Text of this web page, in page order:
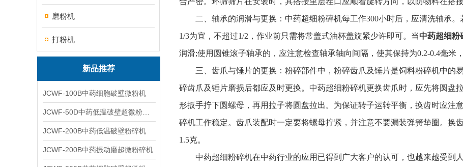
磨粉机
打粉机
新品推荐
JCWF-100B中药细胞破壁微粉机
JCWF-200B中药低温破壁粉碎机
JCWF-200B中药振动磨超微粉碎机
二、轴承的润滑与更换：中药超细粉碎机每工作300小时后，应清洗轴承。
1/3为宜，不超过1/2，作业前只需将常盖式油杯盖旋紧少许即可。当中药超细粉
润滑;使用圆锥滚子轴承的，应注意检查轴承轴向间隔，使其保持为0.2-0.4毫米
三、齿爪与锤片的更换：粉碎部件中，粉碎齿爪及锤片是饲料粉碎机中的
碎齿爪及锤片磨损后都应及时更换。中药超细粉碎机更换齿爪时，应先将圆盘
形扳手拧下圆螺母，再用拉子将圆盘拉出。为保证转子运转平衡，换齿时应注
碎机工作稳定。齿爪装配时一定要将螺母拧紧，并注意不要漏装弹簧垫圈。换
1.5克。
中药超细粉碎机在中药行业的应用已得到广大客户的认可，也越来越受到